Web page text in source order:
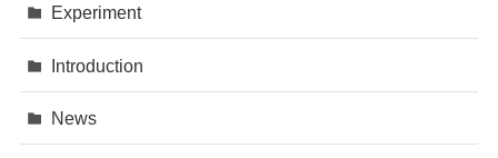
Experiment
Introduction
News